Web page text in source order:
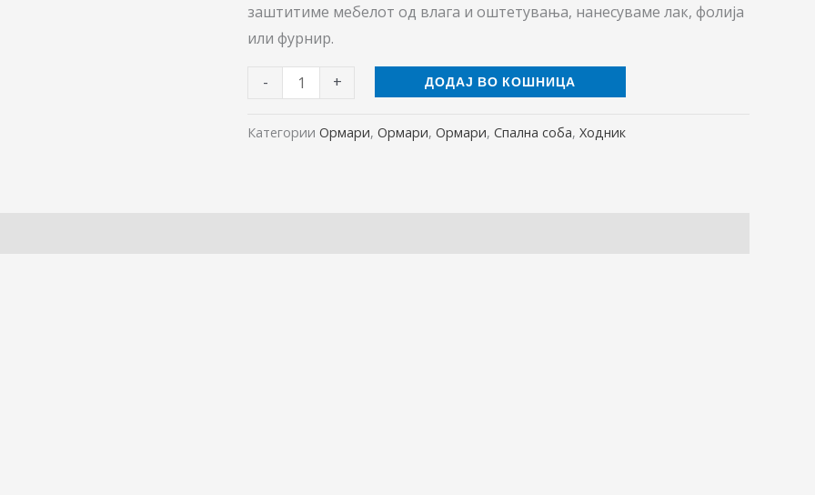
заштитиме мебелот од влага и оштетувања, нанесуваме лак, фолија
или фурнир.
- + ДОДАЈ ВО КОШНИЦА
Категории Ормари, Ормари, Ормари, Спална соба, Ходник